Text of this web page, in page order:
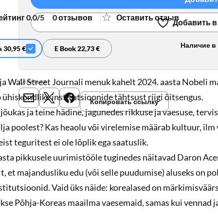
0.0/5 0 отзывов Оставить отзыв
30,95 € E Book 22,73 €
Wall Street Journali menuk kahelt 2024. aasta Nobeli
institutsioonide tähtsust riigi õitsengus.
ja teine hädine, jagunedes rikkuse ja vaesuse,
poolest? Kas heaolu või virelemise määrab kultuur, ilm
teguritest ei ole lõplik ega saatuslik.
pikkusele uurimistööle tuginedes näitavad Daron
et majandusliku edu (või selle puudumise) aluseks on
Vaid üks näide: korealased on
Põhja-Koreas maailma vaesemaid, samas kui vennad
Добавить
Наличие в
Делиться
E-mail X Meta Копировать ссылку